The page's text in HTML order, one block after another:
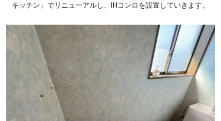
キッチン」でリニューアルし、IHコンロを設置していきます。